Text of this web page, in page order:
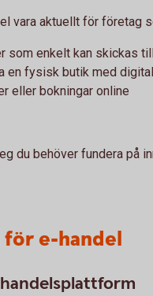
vara aktuellt för företag
som enkelt kan skickas
en fysisk butik med
eller bokningar online
du behöver fundera på
e-handel